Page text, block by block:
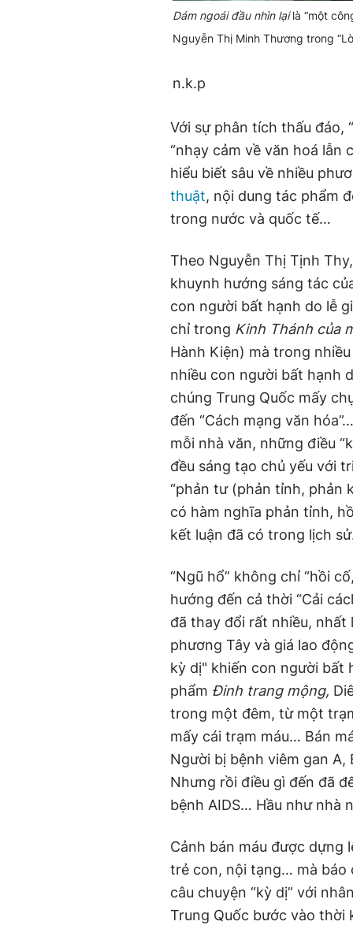
Dám ngoái đầu nhìn lạilà “một
Nguyễn Thị Minh Thương trong
n.k.p
Với sự phân tích thấu đáo,
“nhạy cảm về văn hoá lẫn
hiểu biết sâu về nhiều
thuật, nội dung tác phẩm
trong nước và quốc tế…
Theo Nguyễn Thị Tịnh
khuynh hướng sáng tác
con người bất hạnh do lễ
chỉ trong Kinh Thánh của
Hành Kiện) mà trong
nhiều con người bất hạnh
chúng Trung Quốc mấy
đến “Cách mạng văn
mỗi nhà văn, những điều
đều sáng tạo chủ yếu với
“phản tư (phản tỉnh, phản
có hàm nghĩa phản tỉnh,
kết luận đã có trong lịch
“Ngũ hổ” không chỉ “hồi
hướng đến cả thời “Cải
đã thay đổi rất nhiều,
phương Tây và giá lao
kỳ dị" khiến con người bất
phẩm Đinh trang mộng,
trong một đêm, từ một
mấy cái trạm máu… Bán
Người bị bệnh viêm gan A,
Nhưng rồi điều gì đến đã
bệnh AIDS… Hầu như nhà
Cảnh bán máu được dựng
trẻ con, nội tạng… mà báo
câu chuyện “kỳ dị” với
Trung Quốc bước vào thời